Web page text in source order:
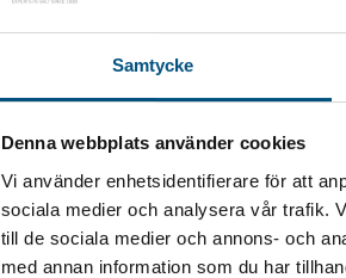
Samtycke
Denna webbplats använder cookies
Vi använder enhetsidentifierare för att
sociala medier och analysera vår trafik.
till de sociala medier och annons- och
med annan information som du har
GET QUOTE